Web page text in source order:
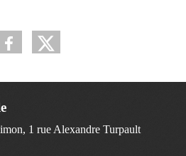
1 rue Alexandre Turpault